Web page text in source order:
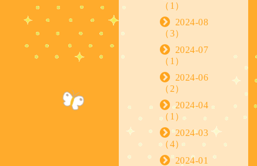
（1）
2024-08
（3）
2024-07
（1）
2024-06
（2）
2024-04
（1）
2024-03
（4）
2024-01